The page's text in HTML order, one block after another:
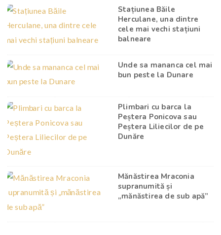
Stațiunea Băile
Herculane, una dintre
cele mai vechi stațiuni
balneare
Unde sa mananca cel mai
bun peste la Dunare
Plimbari cu barca la
Peștera Ponicova sau
Peștera Liliecilor de pe
Dunăre
Mănăstirea Mraconia
supranumită și
„mănăstirea de sub apă”